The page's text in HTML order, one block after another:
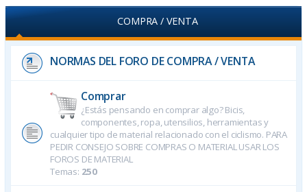
COMPRA / VENTA
NORMAS DEL FORO DE COMPRA / VENTA
Comprar
¿Estás pensando en comprar algo? Bicis,
componentes, ropa, utensilios, herramientas y
cualquier tipo de material relacionado con el ciclismo. PARA
PEDIR CONSEJO SOBRE COMPRAS O MATERIAL USAR LOS
FOROS DE MATERIAL
Temas: 250